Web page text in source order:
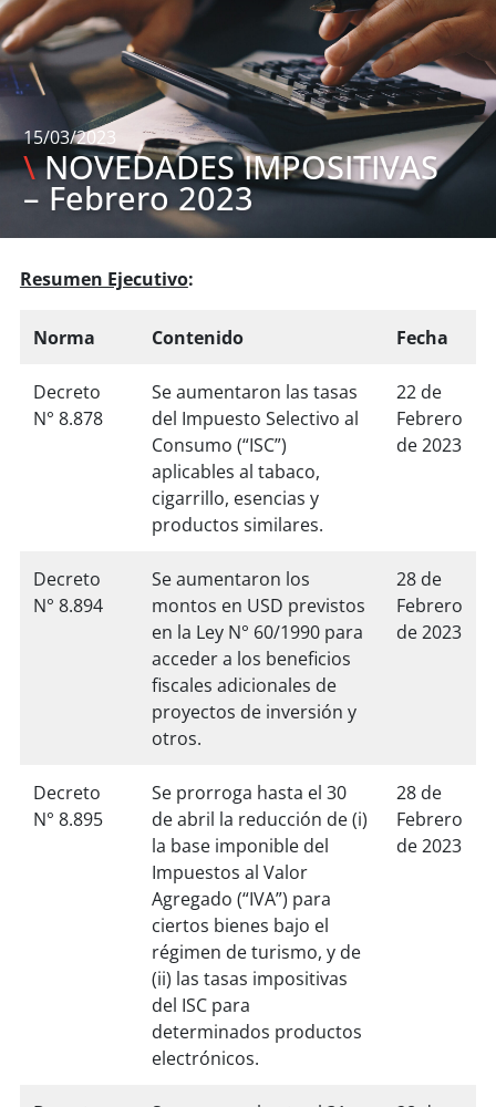
15/03/2023
\NOVEDADES IMPOSITIVAS
– Febrero 2023
Resumen Ejecutivo:
Norma Contenido Fecha
Decreto
N° 8.878
Se aumentaron las tasas
del Impuesto Selectivo al
Consumo (“ISC”)
aplicables al tabaco,
cigarrillo, esencias y
productos similares.
22 de
Febrero
de 2023
Decreto
N° 8.894
Se aumentaron los
montos en USD previstos
en la Ley N° 60/1990 para
acceder a los beneficios
fiscales adicionales de
proyectos de inversión y
otros.
28 de
Febrero
de 2023
Decreto
N° 8.895
Se prorroga hasta el 30
de abril la reducción de (i)
la base imponible del
Impuestos al Valor
Agregado (“IVA”) para
ciertos bienes bajo el
régimen de turismo, y de
(ii) las tasas impositivas
del ISC para
determinados productos
electrónicos.
28 de
Febrero
de 2023